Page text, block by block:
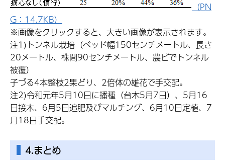
（PN
G：14.7KB）
※画像をクリックすると、大きい画像が表示されます。
注1)トンネル栽培（ベッド幅150センチメートル、長さ
20メートル、株間90センチメートル、農ビでトンネル
被覆）
子づる4本整枝2果どり、2倍体の雄花で手交配。
注2)令和元年5月10日に播種（台木5月7日）、5月16
日接木、6月5日追肥及びマルチング、6月10日定植、7
月18日手交配。
4.まとめ